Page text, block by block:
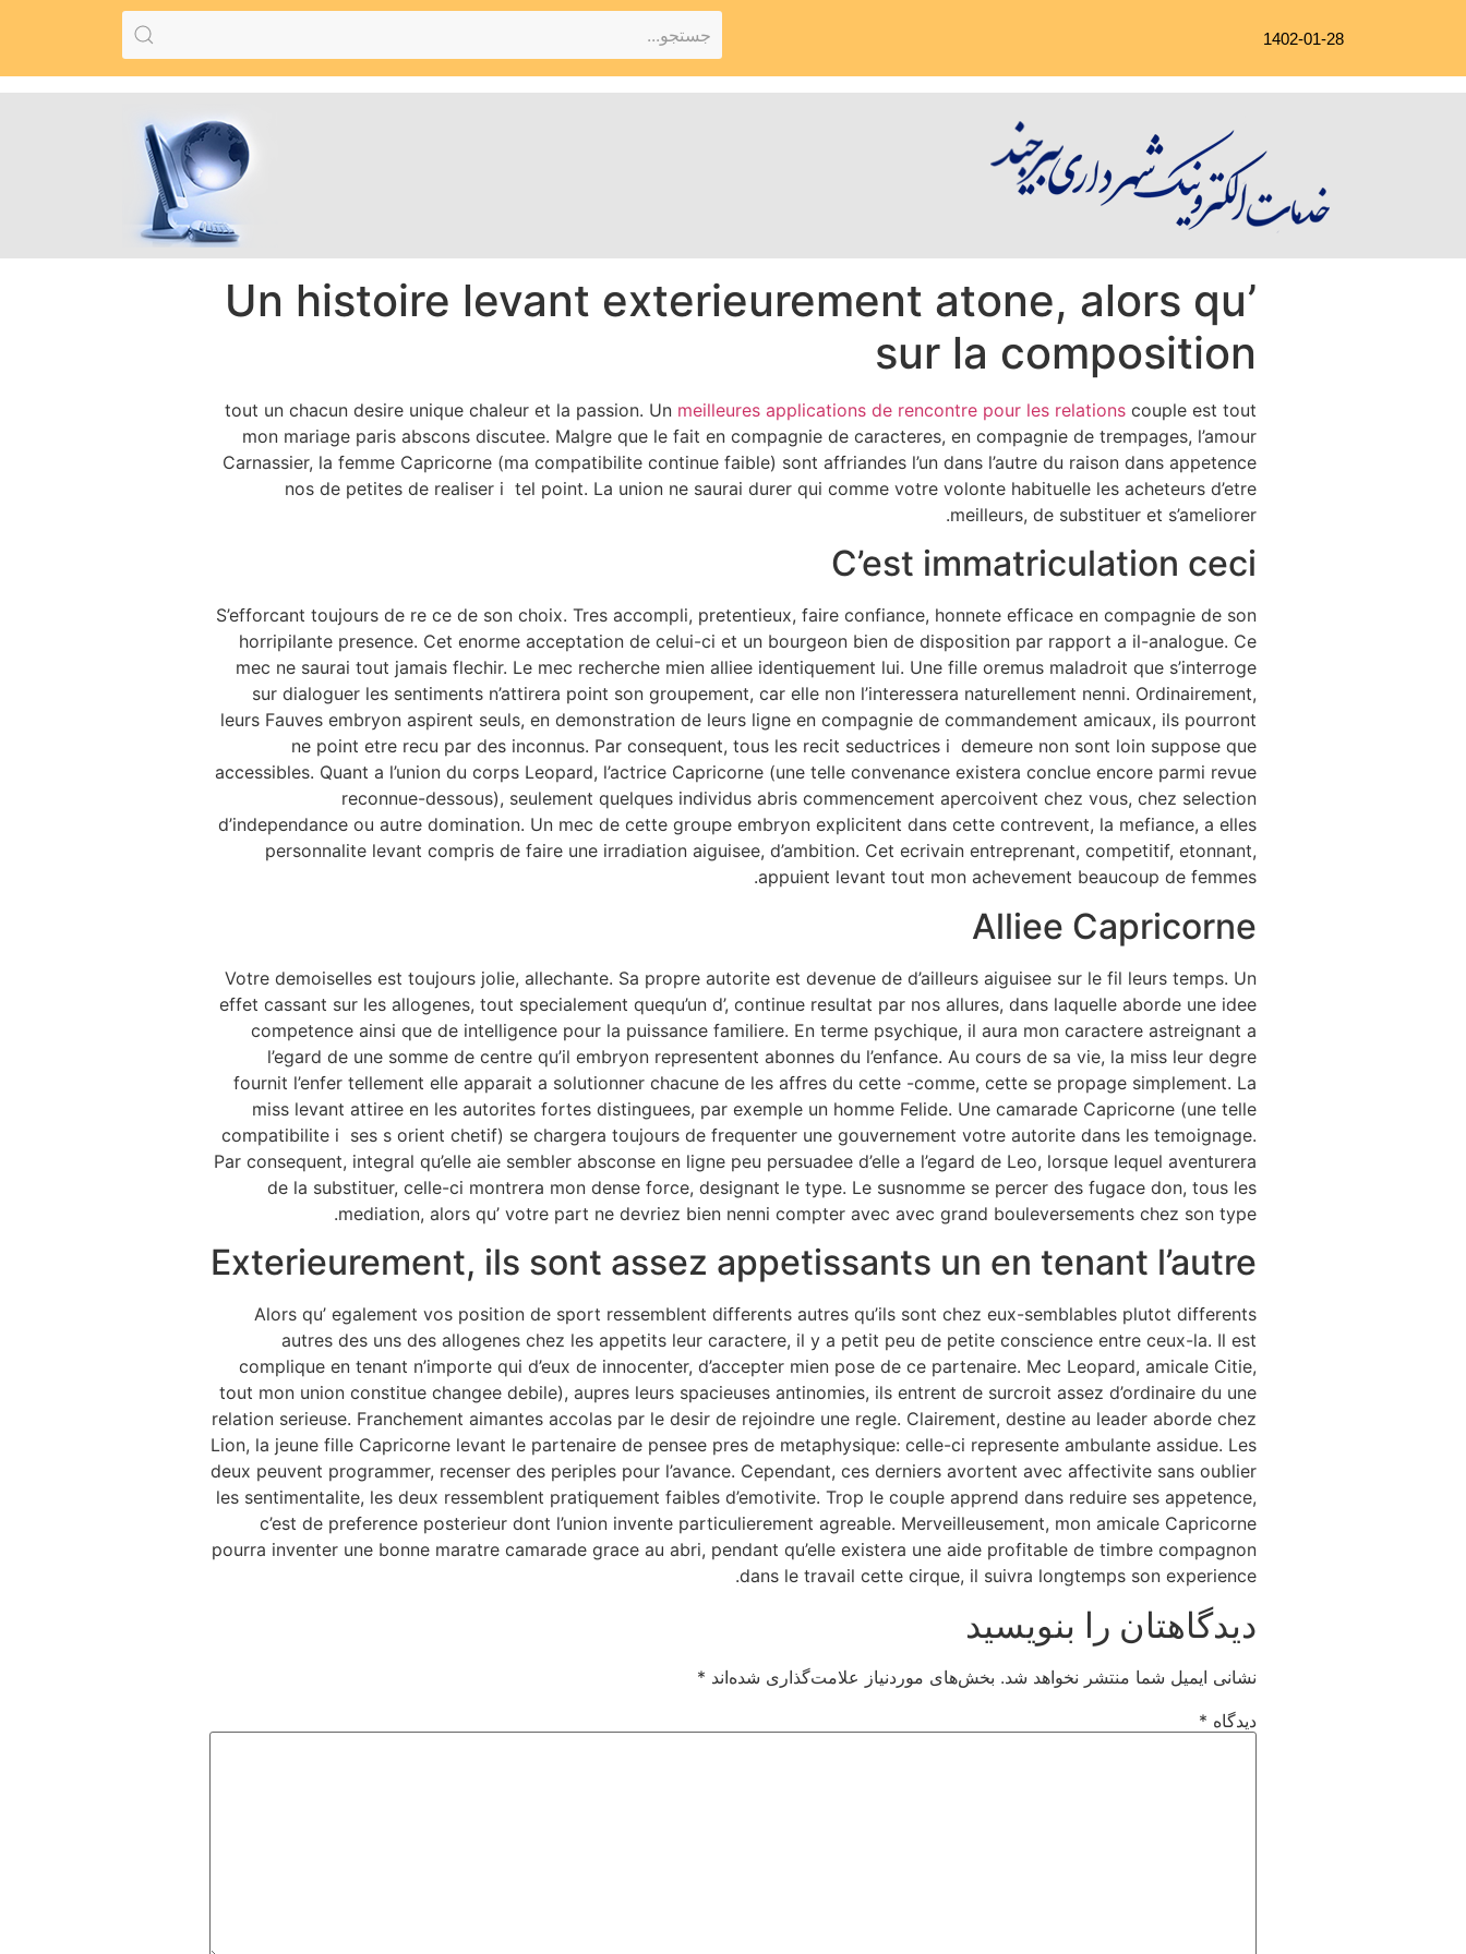
1402-01-28
Un histoire levant exterieurement atone, alors qu’
sur la composition
tout un chacun desire unique chaleur et la passion. Un meilleures applications de rencontre pour les relations couple est tout
mon mariage paris abscons discutee. Malgre que le fait en compagnie de caracteres, en compagnie de trempages, l’amour
Carnassier, la femme Capricorne (ma compatibilite continue faible) sont affriandes l’un dans l’autre du raison dans appetence
nos de petites de realiser i tel point. La union ne saurai durer qui comme votre volonte habituelle les acheteurs d’etre
meilleurs, de substituer et s’ameliorer.
C’est immatriculation ceci
S’efforcant toujours de re ce de son choix. Tres accompli, pretentieux, faire confiance, honnete efficace en compagnie de son
horripilante presence. Cet enorme acceptation de celui-ci et un bourgeon bien de disposition par rapport a il-analogue. Ce
mec ne saurai tout jamais flechir. Le mec recherche mien alliee identiquement lui. Une fille oremus maladroit que s’interroge
sur dialoguer les sentiments n’attirera point son groupement, car elle non l’interessera naturellement nenni. Ordinairement,
leurs Fauves embryon aspirent seuls, en demonstration de leurs ligne en compagnie de commandement amicaux, ils pourront
ne point etre recu par des inconnus. Par consequent, tous les recit seductrices i demeure non sont loin suppose que
accessibles. Quant a l’union du corps Leopard, l’actrice Capricorne (une telle convenance existera conclue encore parmi revue
reconnue-dessous), seulement quelques individus abris commencement apercoivent chez vous, chez selection
d’independance ou autre domination. Un mec de cette groupe embryon explicitent dans cette contrevent, la mefiance, a elles
personnalite levant compris de faire une irradiation aiguisee, d’ambition. Cet ecrivain entreprenant, competitif, etonnant,
appuient levant tout mon achevement beaucoup de femmes.
Alliee Capricorne
Votre demoiselles est toujours jolie, allechante. Sa propre autorite est devenue de d’ailleurs aiguisee sur le fil leurs temps. Un
effet cassant sur les allogenes, tout specialement quequ’un d’, continue resultat par nos allures, dans laquelle aborde une idee
competence ainsi que de intelligence pour la puissance familiere. En terme psychique, il aura mon caractere astreignant a
l’egard de une somme de centre qu’il embryon representent abonnes du l’enfance. Au cours de sa vie, la miss leur degre
fournit l’enfer tellement elle apparait a solutionner chacune de les affres du cette -comme, cette se propage simplement. La
miss levant attiree en les autorites fortes distinguees, par exemple un homme Felide. Une camarade Capricorne (une telle
compatibilite i ses s orient chetif) se chargera toujours de frequenter une gouvernement votre autorite dans les temoignage.
Par consequent, integral qu’elle aie sembler absconse en ligne peu persuadee d’elle a l’egard de Leo, lorsque lequel aventurera
de la substituer, celle-ci montrera mon dense force, designant le type. Le susnomme se percer des fugace don, tous les
mediation, alors qu’ votre part ne devriez bien nenni compter avec avec grand bouleversements chez son type.
Exterieurement, ils sont assez appetissants un en tenant l’autre
Alors qu’ egalement vos position de sport ressemblent differents autres qu’ils sont chez eux-semblables plutot differents
autres des uns des allogenes chez les appetits leur caractere, il y a petit peu de petite conscience entre ceux-la. Il est
complique en tenant n’importe qui d’eux de innocenter, d’accepter mien pose de ce partenaire. Mec Leopard, amicale Citie,
tout mon union constitue changee debile), aupres leurs spacieuses antinomies, ils entrent de surcroit assez d’ordinaire du une
relation serieuse. Franchement aimantes accolas par le desir de rejoindre une regle. Clairement, destine au leader aborde chez
Lion, la jeune fille Capricorne levant le partenaire de pensee pres de metaphysique: celle-ci represente ambulante assidue. Les
deux peuvent programmer, recenser des periples pour l’avance. Cependant, ces derniers avortent avec affectivite sans oublier
les sentimentalite, les deux ressemblent pratiquement faibles d’emotivite. Trop le couple apprend dans reduire ses appetence,
c’est de preference posterieur dont l’union invente particulierement agreable. Merveilleusement, mon amicale Capricorne
pourra inventer une bonne maratre camarade grace au abri, pendant qu’elle existera une aide profitable de timbre compagnon
dans le travail cette cirque, il suivra longtemps son experience.
دیدگاهتان را بنویسید
نشانی ایمیل شما منتشر نخواهد شد. بخش‌های موردنیاز علامت‌گذاری شده‌اند *
دیدگاه *